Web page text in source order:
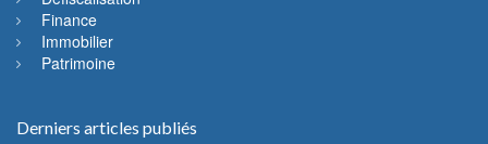
Finance
Immobilier
Patrimoine
Derniers articles publiés